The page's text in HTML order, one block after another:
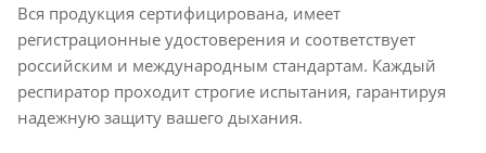
Вся продукция сертифицирована, имеет
регистрационные удостоверения и соответствует
российским и международным стандартам. Каждый
респиратор проходит строгие испытания, гарантируя
надежную защиту вашего дыхания.